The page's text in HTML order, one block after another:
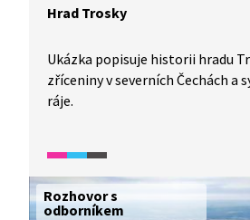
Hrad Trosky
Ukázka popisuje historii hradu
zříceniny v severních Čechách a
ráje.
Rozhovor s
odborníkem